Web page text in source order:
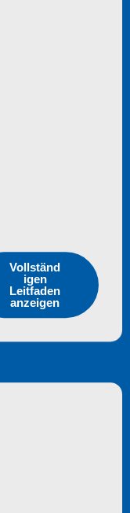
Vollständ
igen
Leitfaden
anzeigen